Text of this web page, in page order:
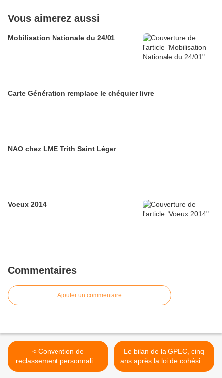
Vous aimerez aussi
Mobilisation Nationale du 24/01
Carte Génération remplace le chéquier livre
NAO chez LME Trith Saint Léger
Voeux 2014
Commentaires
Ajouter un commentaire
< Convention de
reclassement personnalisé
(CRP) : précisions sur le
Le bilan de la GPEC, cinq
ans après la loi de cohésion
sociale >